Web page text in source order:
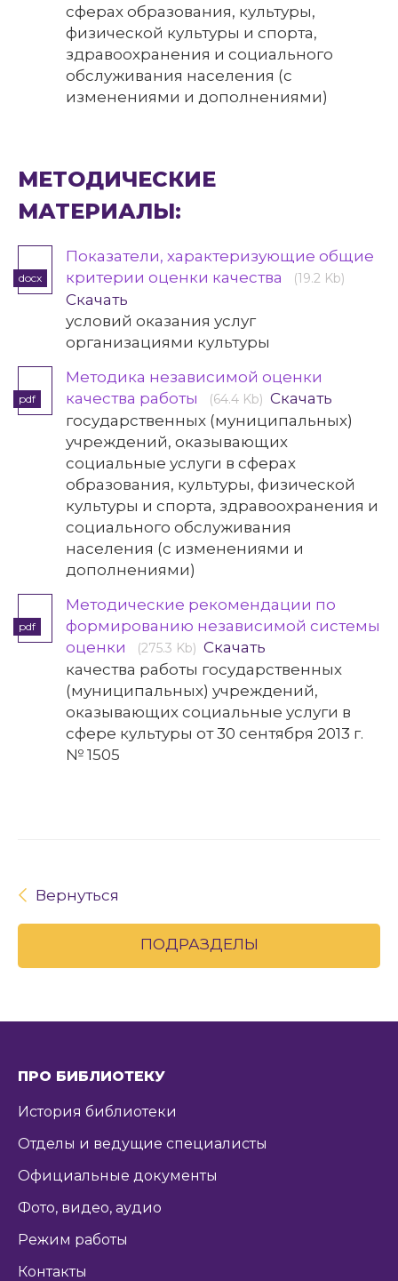
сферах образования, культуры,
физической культуры и спорта,
здравоохранения и социального
обслуживания населения (с
изменениями и дополнениями)
МЕТОДИЧЕСКИЕ
МАТЕРИАЛЫ:
docx
Показатели, характеризующие общие
критерии оценки качества
(19.2 Kb)
Скачать
условий оказания услуг
организациями культуры
pdf
Методика независимой оценки
качества работы
(64.4 Kb) Скачать
государственных (муниципальных)
учреждений, оказывающих
социальные услуги в сферах
образования, культуры, физической
культуры и спорта, здравоохранения и
социального обслуживания
населения (с изменениями и
дополнениями)
pdf
Методические рекомендации по
формированию независимой системы
оценки
(275.3 Kb) Скачать
качества работы государственных
(муниципальных) учреждений,
оказывающих социальные услуги в
сфере культуры от 30 сентября 2013 г.
№ 1505
Вернуться
ПОДРАЗДЕЛЫ
ПРО БИБЛИОТЕКУ
История библиотеки
Отделы и ведущие специалисты
Официальные документы
Фото, видео, аудио
Режим работы
Контакты